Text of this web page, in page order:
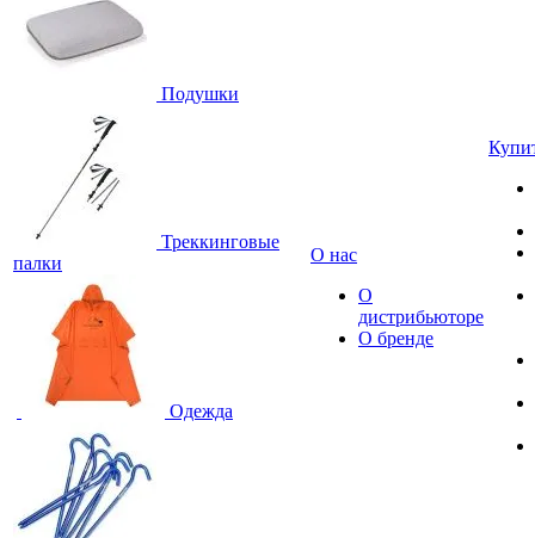
Подушки
Треккинговые
палки
Одежда
О нас
О
дистрибьюторе
О бренде